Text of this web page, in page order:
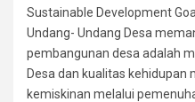
Sustainable Development
Undang- Undang Desa
pembangunan desa adalah
Desa dan kualitas kehidupan
kemiskinan melalui